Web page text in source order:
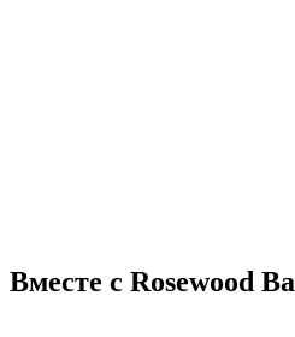
Вместе с Rosewood